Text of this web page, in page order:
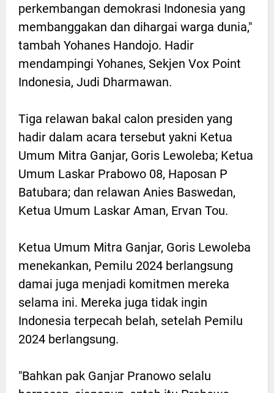
perkembangan demokrasi Indonesia yang
membanggakan dan dihargai warga dunia,"
tambah Yohanes Handojo. Hadir
mendampingi Yohanes, Sekjen Vox Point
Indonesia, Judi Dharmawan.
Tiga relawan bakal calon presiden yang
hadir dalam acara tersebut yakni Ketua
Umum Mitra Ganjar, Goris Lewoleba; Ketua
Umum Laskar Prabowo 08, Haposan P
Batubara; dan relawan Anies Baswedan,
Ketua Umum Laskar Aman, Ervan Tou.
Ketua Umum Mitra Ganjar, Goris Lewoleba
menekankan, Pemilu 2024 berlangsung
damai juga menjadi komitmen mereka
selama ini. Mereka juga tidak ingin
Indonesia terpecah belah, setelah Pemilu
2024 berlangsung.
"Bahkan pak Ganjar Pranowo selalu